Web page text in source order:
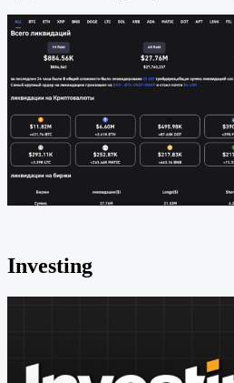
Investing